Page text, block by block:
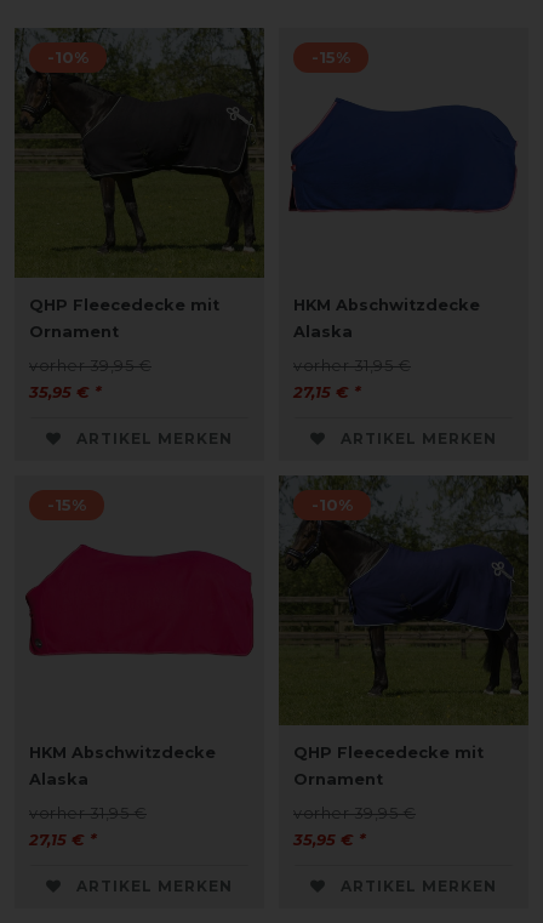
-10%
QHP Fleecedecke mit
Ornament
vorher 39,95 €
35,95 € *
ARTIKEL MERKEN
-15%
HKM Abschwitzdecke
Alaska
vorher 31,95 €
27,15 € *
ARTIKEL MERKEN
-15%
HKM Abschwitzdecke
Alaska
vorher 31,95 €
27,15 € *
ARTIKEL MERKEN
-10%
QHP Fleecedecke mit
Ornament
vorher 39,95 €
35,95 € *
ARTIKEL MERKEN